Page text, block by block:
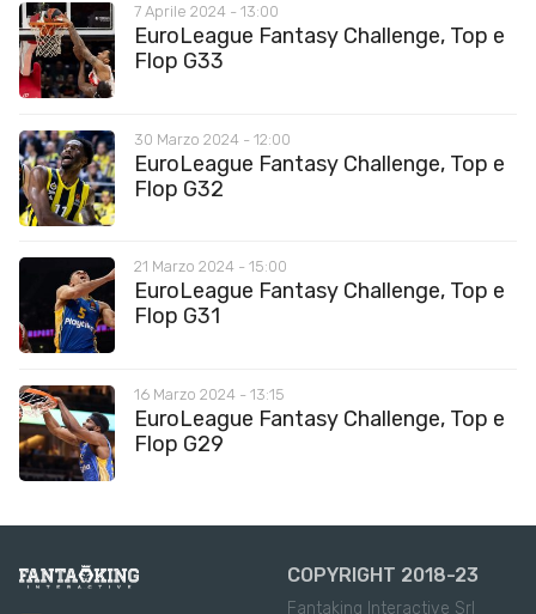
7 Aprile 2024 - 13:00
EuroLeague Fantasy Challenge, Top e
Flop G33
30 Marzo 2024 - 12:00
EuroLeague Fantasy Challenge, Top e
Flop G32
21 Marzo 2024 - 15:00
EuroLeague Fantasy Challenge, Top e
Flop G31
16 Marzo 2024 - 13:15
EuroLeague Fantasy Challenge, Top e
Flop G29
COPYRIGHT 2018-23
Fantaking Interactive Srl